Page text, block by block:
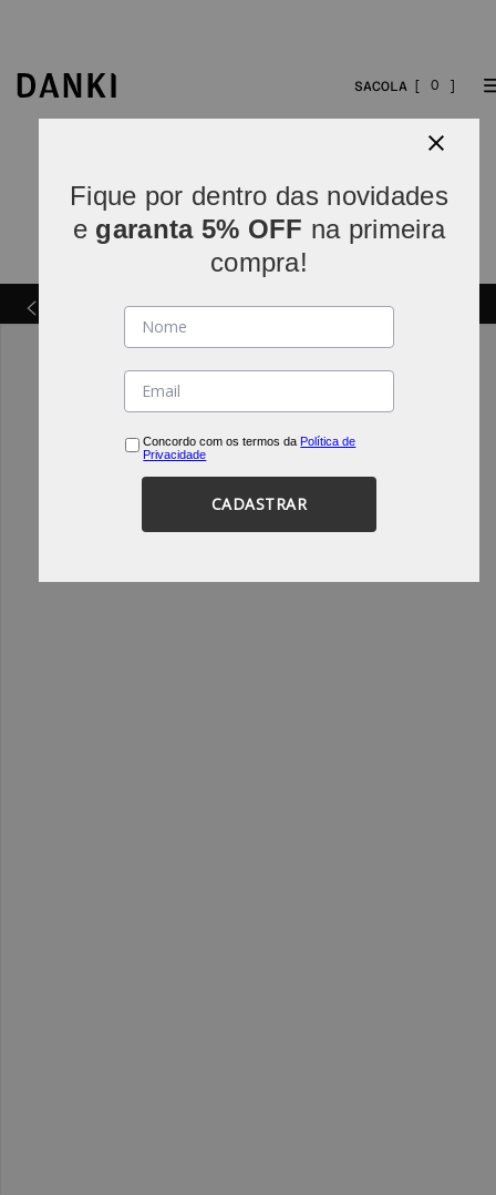
0
Fique por dentro das novidades
e garanta 5% OFF na primeira
compra!
Concordo com os termos da Política de
Privacidade
CADASTRAR